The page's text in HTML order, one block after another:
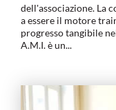
dell'associazione. La
a essere il motore
progresso tangibile
A.M.I. è un...